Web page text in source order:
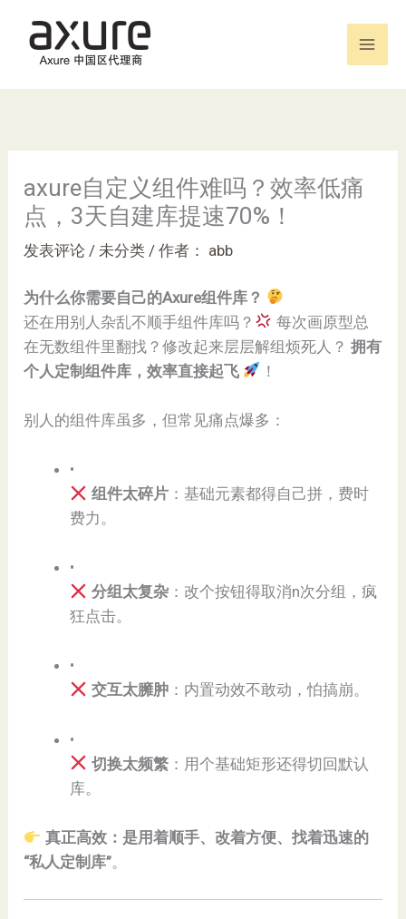
容
axure自定义组件难吗？效率低痛
点，3天自建库提速70%！
发表评论 / 未分类 / 作者： abb
​为什么你需要自己的Axure组件库？​
还在用别人杂乱不顺手组件库吗？
每次画原型总
在无数组件里翻找？修改起来层层解组烦死人？ ​​拥有
个人定制组件库，效率直接起飞​
！
别人的组件库虽多，但常见痛点爆多：
•
组件太碎片​​：基础元素都得自己拼，费时
费力。
•
分组太复杂​​：改个按钮得取消n次分组，疯
狂点击。
•
交互太臃肿​​：内置动效不敢动，怕搞崩。
•
切换太频繁​​：用个基础矩形还得切回默认
库。
真正高效：是用着顺手、改着方便、找着迅速的
“私人定制库”​​。